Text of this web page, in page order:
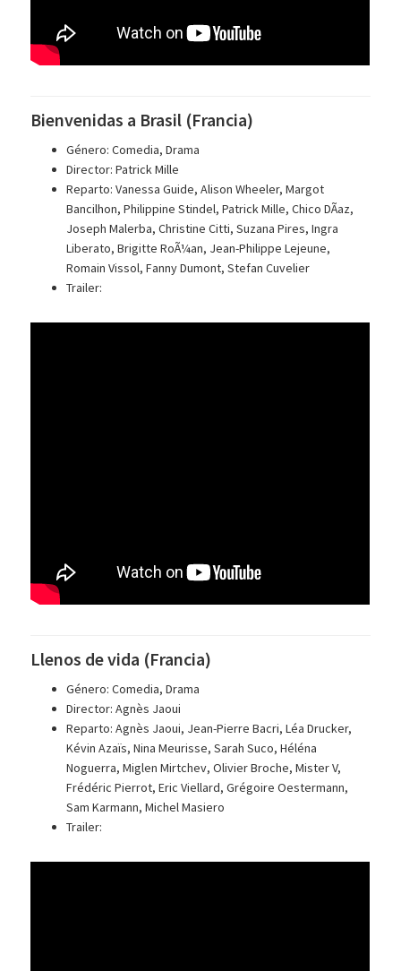
Bienvenidas a Brasil (Francia)
Género: Comedia, Drama
Director: Patrick Mille
Reparto: Vanessa Guide, Alison Wheeler, Margot
Bancilhon, Philippine Stindel, Patrick Mille, Chico DÃ­az,
Joseph Malerba, Christine Citti, Suzana Pires, Ingra
Liberato, Brigitte RoÃ¼an, Jean-Philippe Lejeune,
Romain Vissol, Fanny Dumont, Stefan Cuvelier
Trailer:
Llenos de vida (Francia)
Género: Comedia, Drama
Director: Agnès Jaoui
Reparto: Agnès Jaoui, Jean-Pierre Bacri, Léa Drucker,
Kévin Azaïs, Nina Meurisse, Sarah Suco, Héléna
Noguerra, Miglen Mirtchev, Olivier Broche, Mister V,
Frédéric Pierrot, Eric Viellard, Grégoire Oestermann,
Sam Karmann, Michel Masiero
Trailer: